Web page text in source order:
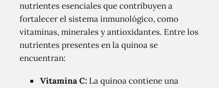
nutrientes esenciales que contribuyen a
fortalecer el sistema inmunológico, como
vitaminas, minerales y antioxidantes. Entre los
nutrientes presentes en la quinoa se
encuentran:
Vitamina C: La quinoa contiene una